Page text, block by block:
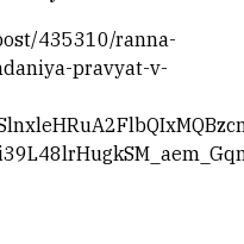
435310/ranna-
pravyat-v-